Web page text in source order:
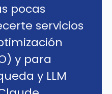
pocas
servicios
y para
y LLM